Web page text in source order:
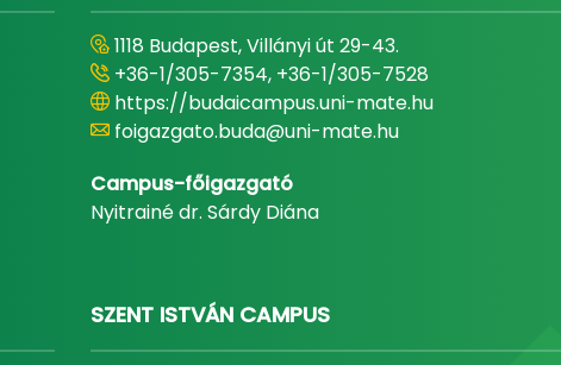
1118 Budapest, Villányi út 29-43.
+36-1/305-7354, +36-1/305-7528
https://budaicampus.uni-mate.hu
foigazgato.buda@uni-mate.hu
Campus-főigazgató
Nyitrainé dr. Sárdy Diána
SZENT ISTVÁN CAMPUS